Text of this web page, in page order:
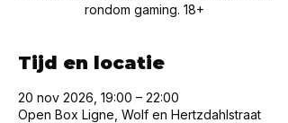
rondom gaming. 18+
Tijd en locatie
20 nov 2026, 19:00 – 22:00
Open Box Ligne, Wolf en Hertzdahlstraat